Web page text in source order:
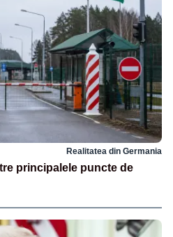
Realitatea din Germania
principalele puncte de